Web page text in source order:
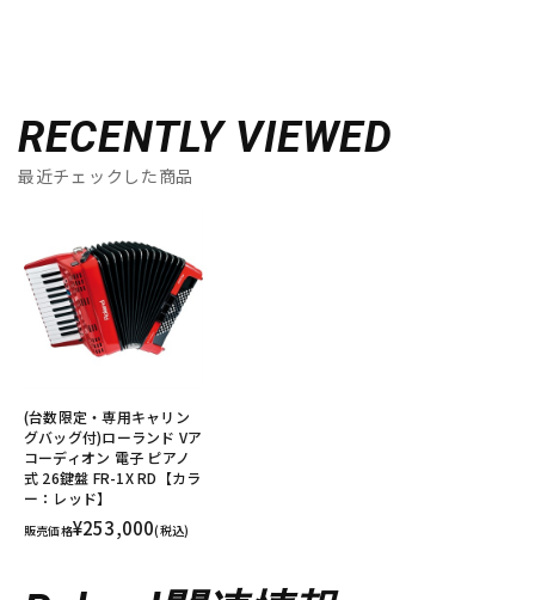
RECENTLY VIEWED
最近チェックした商品
(台数限定・専用キャリン
グバッグ付)ローランド Vア
コーディオン 電子 ピアノ
式 26鍵盤 FR-1X RD【カラ
ー：レッド】
販売価格¥253,000(税込)